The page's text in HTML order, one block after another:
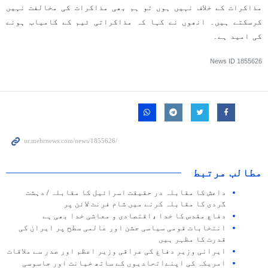
مذاکرات کے خلاف نہیں ہوں تو ہم بھی مذاکرات کی مخالفت نہیں
کرسکتے ہیں۔ انھوں نے کہا کہ مذاکراتی ٹیم کے کامیاب ہونے
کی امید ہے۔
News ID 1855626
مطالب مرتبط
داعش کا مقابلہ در حقیقت اسرائیل کا مقابلہ / دہشت
گردی کا مقابلہ کرنے میں شام فرنٹ لائن پر
دفاع مقدس کا خدا ،اقتصادی و معاشی خدا بھی ہے
انتخابات قومی سیاسی جشن اور عالمی سطح پر ایران کی
قدرت کا مظہر ہیں
ایرانی وزیر دفاع کی عراقی وزیر اعظم اور صدر سے ملاقات
امریکہ کی اپنےاتحادیوں کے ساتھ خیانت اور جاسوسی